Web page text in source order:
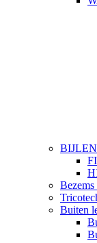
BIJLEN
Bezems
Buiten